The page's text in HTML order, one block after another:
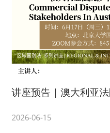
讲座预告 | 澳大利亚
2026-06-15